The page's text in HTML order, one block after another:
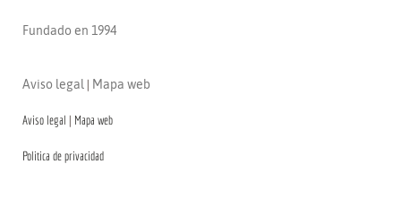
Fundado en 1994
Aviso legal | Mapa web
Aviso legal | Mapa web
Politica de privacidad